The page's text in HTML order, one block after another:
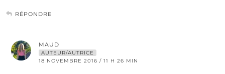
RÉPONDRE
MAUD
AUTEUR/AUTRICE
18 NOVEMBRE 2016 / 11 H 26 MIN